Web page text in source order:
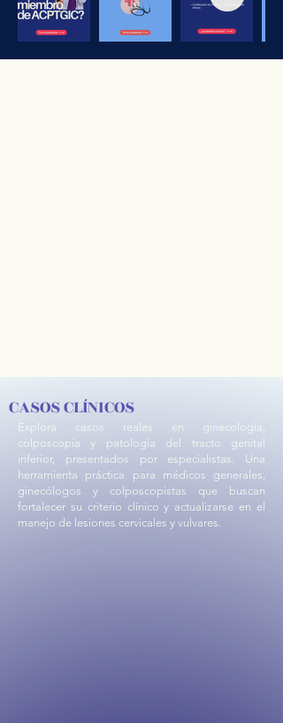
CASOS CLÍNICOS
Explora casos reales en ginecología,
colposcopia y patología del tracto genital
inferior, presentados por especialistas. Una
herramienta práctica para médicos generales,
ginecólogos y colposcopistas que buscan
fortalecer su criterio clínico y actualizarse en el
manejo de lesiones cervicales y vulvares.